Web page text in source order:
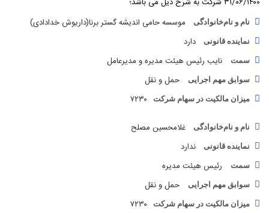
نام و نام‌خانوادگی موسسه حامی اندیشه گستر برنا(داریوش خدادادی)
نماینده قانونی دارد
سمت نایب رئیس هیئت مدیره و مدیرعامل
سوابق مهم اجرایی حمل و نقل
میزان مالکیت در سهام شرکت ۷۲۳۰
نماینده قانونی ندارد
سمت رئیس هیئت مدیره
سوابق مهم اجرایی حمل و نقل
میزان مالکیت در سهام شرکت ۷۲۳۰